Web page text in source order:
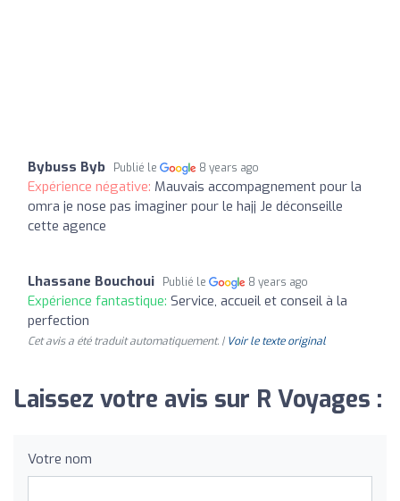
Bybuss Byb Publié le 8 years ago
Expérience négative: Mauvais accompagnement pour la
omra je nose pas imaginer pour le hajj Je déconseille
cette agence
Lhassane Bouchoui Publié le 8 years ago
Expérience fantastique: Service, accueil et conseil à la
perfection
Cet avis a été traduit automatiquement. | Voir le texte original
Laissez votre avis sur R Voyages :
Votre nom